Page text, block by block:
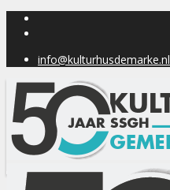
info@kulturhusdemarke.nl